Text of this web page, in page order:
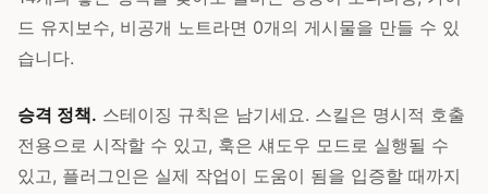
드 유지보수, 비공개 노트라면 0개의 게시물을 만들 수 있
습니다.
승격 정책. 스테이징 규칙은 남기세요. 스킬은 명시적 호출
전용으로 시작할 수 있고, 훅은 섀도우 모드로 실행될 수
있고, 플러그인은 실제 작업이 도움이 됨을 입증할 때까지